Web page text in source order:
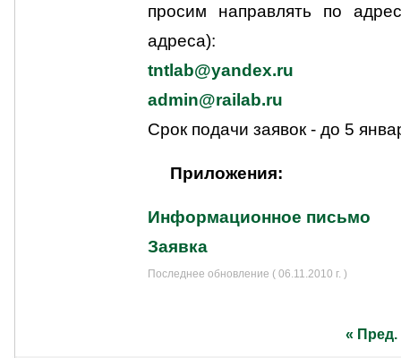
просим направлять по
адреса):
tntlab@yandex.ru
admin@railab.ru
Срок подачи заявок - до 5
Приложения:
Информационное письмо
Заявка
Последнее обновление ( 06.11.2010 г. )
« Пред.